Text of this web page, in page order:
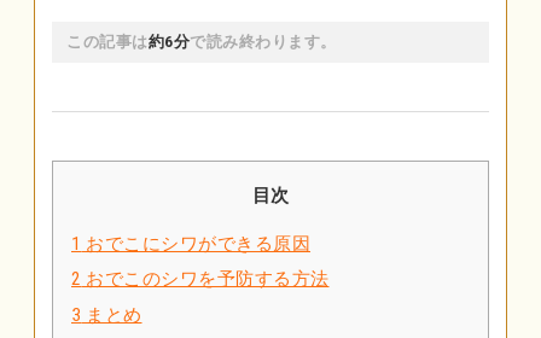
この記事は約6分で読み終わります。
目次
1 おでこにシワができる原因
2 おでこのシワを予防する方法
3 まとめ